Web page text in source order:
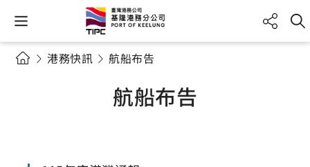
港務快訊 航船布告
航船布告